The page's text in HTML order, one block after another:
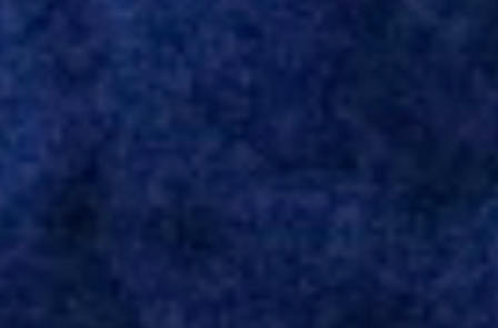
concretizada, o jogador chegará ao Beira-Rio para ser mais uma